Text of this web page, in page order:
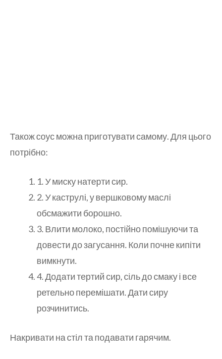
Також соус можна приготувати самому. Для цього
потрібно:
1. У миску натерти сир.
2. У каструлі, у вершковому маслі
обсмажити борошно.
3. Влити молоко, постійно помішуючи та
довести до загусання. Коли почне кипіти
вимкнути.
4. Додати тертий сир, сіль до смаку і все
ретельно перемішати. Дати сиру
розчинитись.
Накривати на стіл та подавати гарячим.